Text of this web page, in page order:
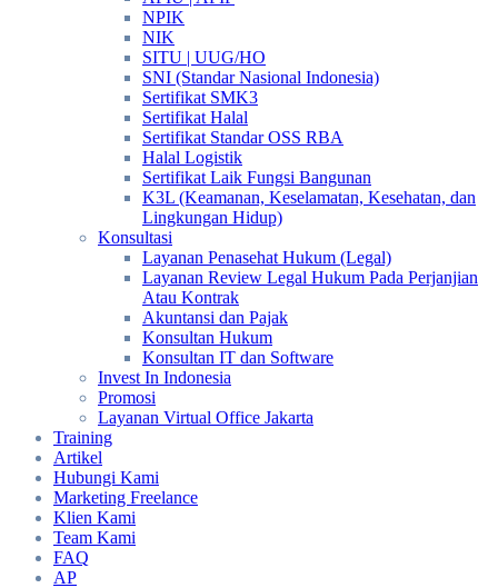
NPIK
NIK
SITU | UUG/HO
SNI (Standar Nasional Indonesia)
Sertifikat SMK3
Sertifikat Halal
Sertifikat Standar OSS RBA
Halal Logistik
Sertifikat Laik Fungsi Bangunan
K3L (Keamanan, Keselamatan, Kesehatan, dan
Lingkungan Hidup)
Konsultasi
Layanan Penasehat Hukum (Legal)
Layanan Review Legal Hukum Pada Perjanjian
Atau Kontrak
Akuntansi dan Pajak
Konsultan Hukum
Konsultan IT dan Software
Invest In Indonesia
Promosi
Layanan Virtual Office Jakarta
Training
Artikel
Hubungi Kami
Marketing Freelance
Klien Kami
Team Kami
FAQ
AP